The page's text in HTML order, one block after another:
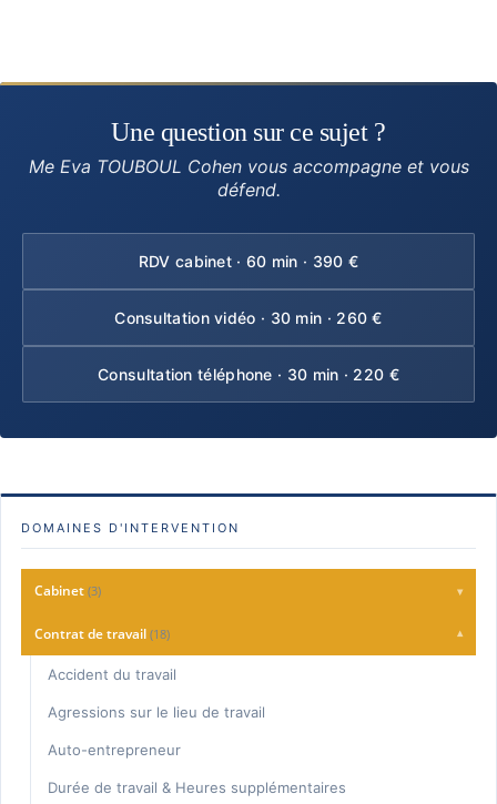
Une question sur ce sujet ?
Me Eva TOUBOUL Cohen vous accompagne et vous
défend.
RDV cabinet · 60 min · 390 €
Consultation vidéo · 30 min · 260 €
Consultation téléphone · 30 min · 220 €
DOMAINES D'INTERVENTION
Cabinet (3) ▾
Charte Qualité
Consultation
Honoraires
Contrat de travail (18) ▾
Accident du travail
Agressions sur le lieu de travail
Auto-entrepreneur
Durée de travail & Heures supplémentaires